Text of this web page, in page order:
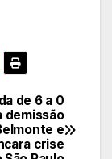
de 6 a 0
demissão
e
crise